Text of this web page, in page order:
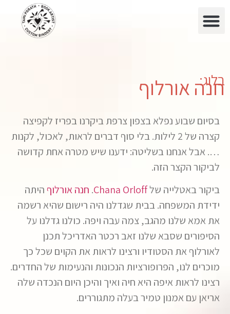
בלוג:
חנה אורלוף
בסיום שבוע נפלא בצפון צרפת ביקרנו בפריז לקפיצה
קצרה של 2 לילות. בלי סוף דברים לראות, לאכול, לקנות
…. אבל אנחנו בשליטה: ידענו שיש מטרה אחת קדושה
לביקור הקצר הזה.
ביקור באטלייה שלChana Orloff
. חנה אורלוףהיתה
ידידת המשפחה. בבית שגדלנו היה רישום שהיא רשמה
את אמא שלנו מהגב, צמה עבה ויפה. כולנו גדלנו על
הסיפורים שסבא שלנו זאב רכטר האדריכל תכנן
לאורלוף את הסטודיו ורצינו לראות את הקוים שכל כך
מוכרים לנו, הפרופורציות הנכונות והנעימות של החדרים.
רצינו לראות איפה היא חיה ואיך והיכן היום הנכדה שלה
אריאן עם אמנון טמיר בעלה מתגוררים.